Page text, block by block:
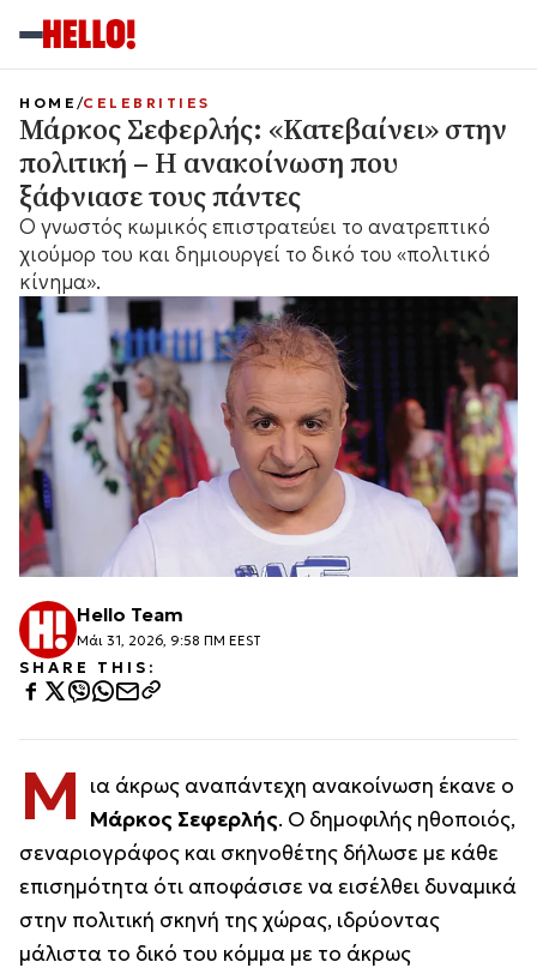
HOME CELEBRITIES
Μάρκος Σεφερλής: «Κατεβαίνει» στην
πολιτική – Η ανακοίνωση που
ξάφνιασε τους πάντες
Ο γνωστός κωμικός επιστρατεύει το ανατρεπτικό
χιούμορ του και δημιουργεί το δικό του «πολιτικό
κίνημα».
Hello Team
Μάι 31, 2026, 9:58 ΠΜ EEST
SHARE THIS:
Μ ια άκρως αναπάντεχη ανακοίνωση έκανε ο
Μάρκος Σεφερλής. Ο δημοφιλής ηθοποιός,
σεναριογράφος και σκηνοθέτης δήλωσε με κάθε
επισημότητα ότι αποφάσισε να εισέλθει δυναμικά
στην πολιτική σκηνή της χώρας, ιδρύοντας
μάλιστα το δικό του κόμμα με το άκρως